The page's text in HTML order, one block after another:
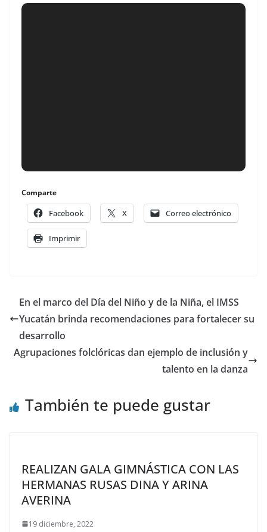
Comparte
Facebook X Correo electrónico
Imprimir
En el marco del Día del Niño y de la Niña, el IMSS
Yucatán brinda recomendaciones para fortalecer su
desarrollo
Agrupaciones folclóricas dan ejemplo de inclusión y
talento en la danza
También te puede gustar
REALIZAN GALA GIMNÁSTICA CON LAS
HERMANAS RUSAS DINA Y ARINA
AVERINA
19 diciembre, 2022